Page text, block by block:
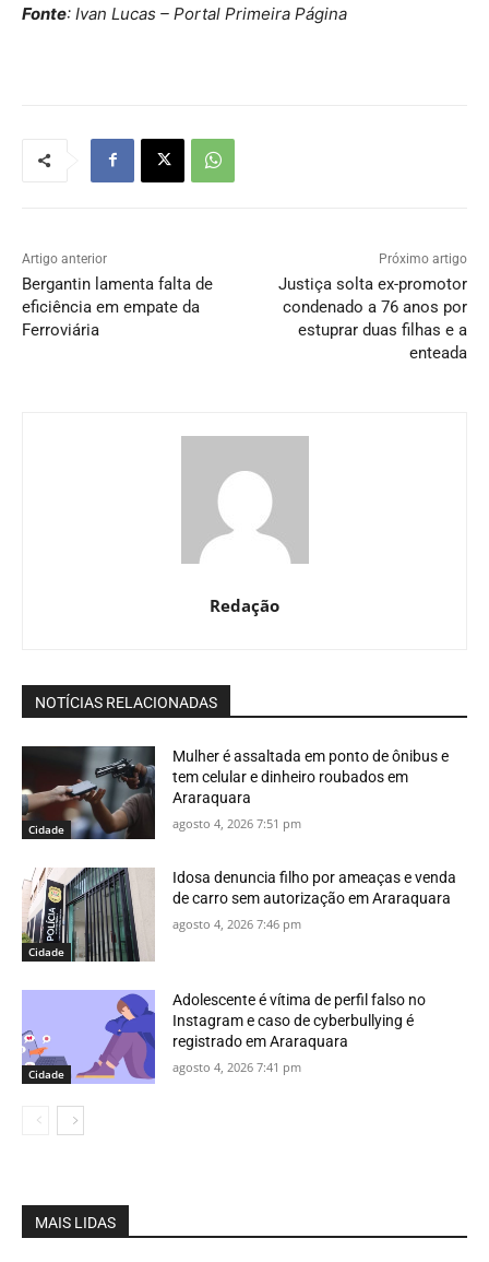
Fonte: Ivan Lucas – Portal Primeira Página
Artigo anterior
Bergantin lamenta falta de
eficiência em empate da
Ferroviária
Próximo artigo
Justiça solta ex-promotor
condenado a 76 anos por
estuprar duas filhas e a
enteada
Redação
NOTÍCIAS RELACIONADAS
Cidade
Mulher é assaltada em ponto de ônibus e
tem celular e dinheiro roubados em
Araraquara
agosto 4, 2026 7:51 pm
Cidade
Idosa denuncia filho por ameaças e venda
de carro sem autorização em Araraquara
agosto 4, 2026 7:46 pm
Cidade
Adolescente é vítima de perfil falso no
Instagram e caso de cyberbullying é
registrado em Araraquara
agosto 4, 2026 7:41 pm
MAIS LIDAS